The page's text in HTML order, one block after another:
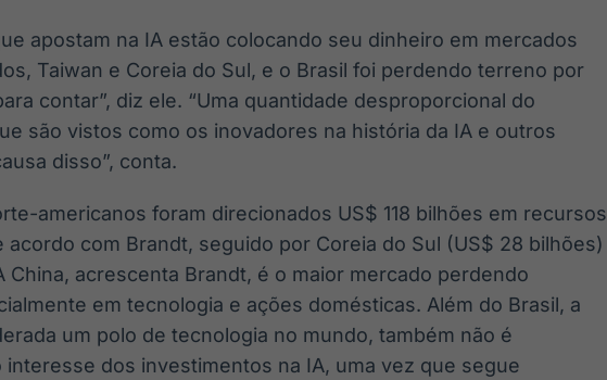
apostam na IA estão colocando seu dinheiro em mercados
Taiwan e Coreia do Sul, e o Brasil foi perdendo terreno por
contar”, diz ele. “Uma quantidade desproporcional do
são vistos como os inovadores na história da IA e outros
disso”, conta.
americanos foram direcionados US$ 118 bilhões em recursos
com Brandt, seguido por Coreia do Sul (US$ 28 bilhões)
China, acrescenta Brandt, é o maior mercado perdendo
em tecnologia e ações domésticas. Além do Brasil, a
um polo de tecnologia no mundo, também não é
dos investimentos na IA, uma vez que segue